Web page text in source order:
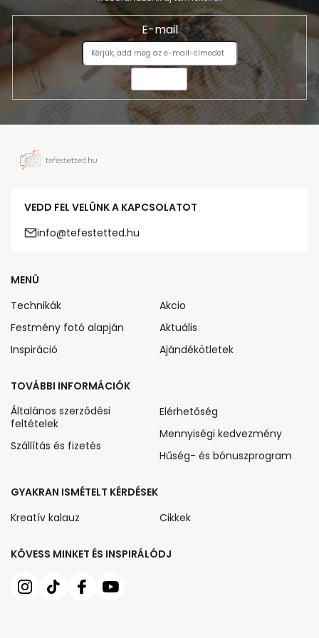
E-mail
VEDD FEL VELÜNK A KAPCSOLATOT
info@tefestetted.hu
KÖVESS MINKET ÉS INSPIRÁLÓDJ
MENÜ
Technikák
Festmény fotó alapján
Inspiráció
Akcio
Aktuális
Ajándékötletek
TOVÁBBI INFORMÁCIÓK
Általános szerződési
feltételek
Szállítás és fizetés
Elérhetőség
Mennyiségi kedvezmény
Hűség- és bónuszprogram
GYAKRAN ISMÉTELT KÉRDÉSEK
Kreatív kalauz
Cikkek